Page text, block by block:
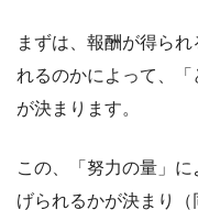
まずは、報酬が得ら
れるのかによって、
が決まります。
この、「努力の量」
げられるかが決まり